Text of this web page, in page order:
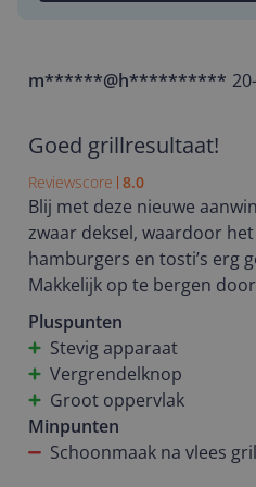
m******@h**********
Goed grillresultaat!
Reviewscore 8.0
Blij met deze nieuwe
zwaar deksel, waardoor
hamburgers en tosti’s erg
Makkelijk op te bergen
Pluspunten
Stevig apparaat
Vergrendelknop
Groot oppervlak
Minpunten
Schoonmaak na vlees